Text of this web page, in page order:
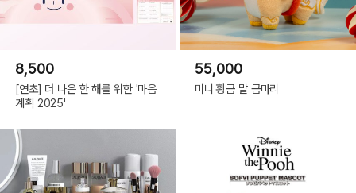
8,500
[연초] 더 나은 한 해를 위한 '마음
계획 2025'
55,000
미니 황금 말 금마리